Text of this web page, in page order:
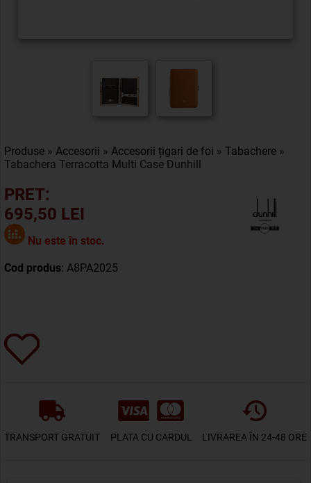
Produse » Accesorii » Accesorii țigari de foi » Tabachere »
Tabachera Terracotta Multi Case Dunhill
PRET:
695,50 LEI
Nu este în stoc.
Cod produs: A8PA2025
TRANSPORT GRATUIT PLATA CU CARDUL LIVRAREA ÎN 24-48 ORE